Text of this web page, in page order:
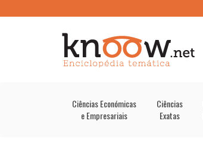
Ciências Económicas
e Empresariais
Ciências
Exatas